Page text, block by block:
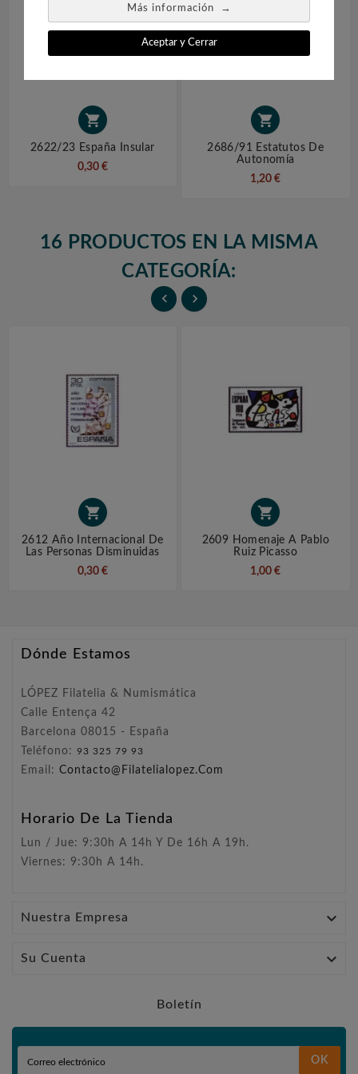
Más información →
Aceptar y Cerrar

2622/23 España Insular
0,30 €

2686/91 Estatutos De
Autonomía
1,20 €
16 PRODUCTOS EN LA MISMA
CATEGORÍA:
 

2612 Año Internacional De
Las Personas Disminuidas
0,30 €

2609 Homenaje A Pablo
Ruiz Picasso
1,00 €
Dónde Estamos
LÓPEZ Filatelia & Numismática
Calle Entença 42
Barcelona 08015 - España
Teléfono: 93 325 79 93
Email: Contacto@filatelialopez.com
Horario De La Tienda
Lun / Jue: 9:30h A 14h Y De 16h A 19h.
Viernes: 9:30h A 14h.
Nuestra Empresa 
Su Cuenta 
Boletín
OK